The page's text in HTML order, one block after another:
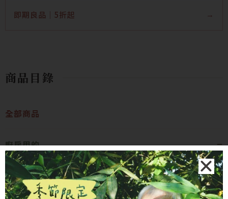
即期良品｜5折起
商品目錄
全部商品
廚房用的
宜蘭米